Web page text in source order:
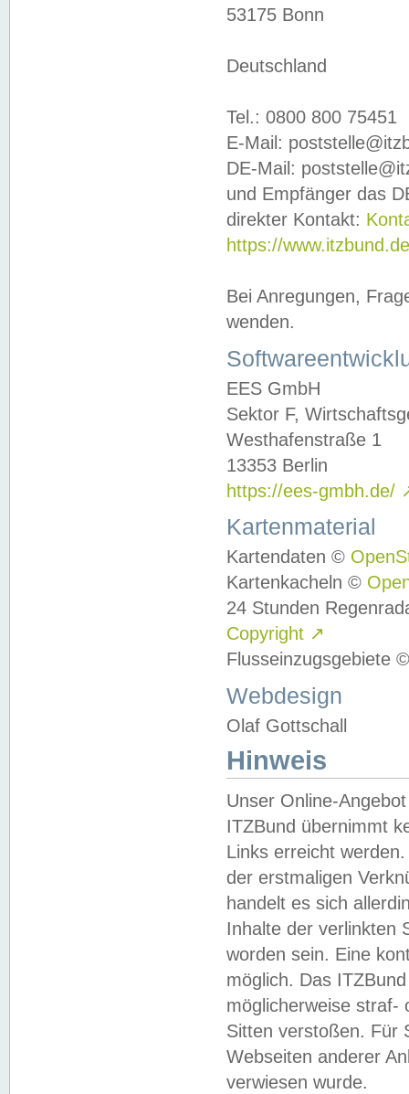
53175 Bonn
Deutschland
Tel.: 0800 800 75451
E-Mail:
DE-Mail:
und Empfänger das
direkter Kontakt:
https://
Bei Anregungen,
wenden.
EES GmbH
Sektor F,
Westhafenstraße 1
13353 Berlin
https://ees-gmbh.de/
Kartenmaterial
Kartendaten ©
Kartenkacheln ©
24 Stunden
Copyright ↗
Flusseinzugsgebiete
Webdesign
Olaf Gottschall
Hinweis
Unser Online-
ITZBund übernimmt
Links erreicht
der erstmaligen
handelt es sich
Inhalte der verlinkten
worden sein. Eine
möglich. Das
möglicherweise straf-
Sitten verstoßen. Für
Webseiten anderer
verwiesen wurde.